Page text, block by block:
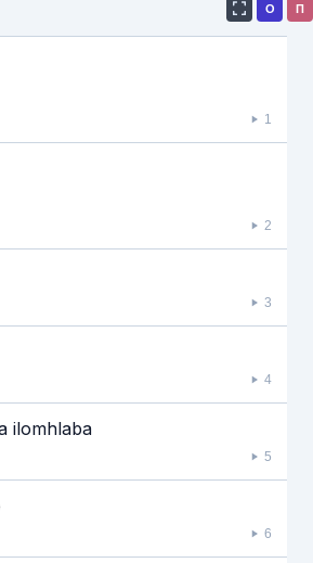
грузится, выключите VPN
О П
1
2
3
4
ilomhlaba
5
6